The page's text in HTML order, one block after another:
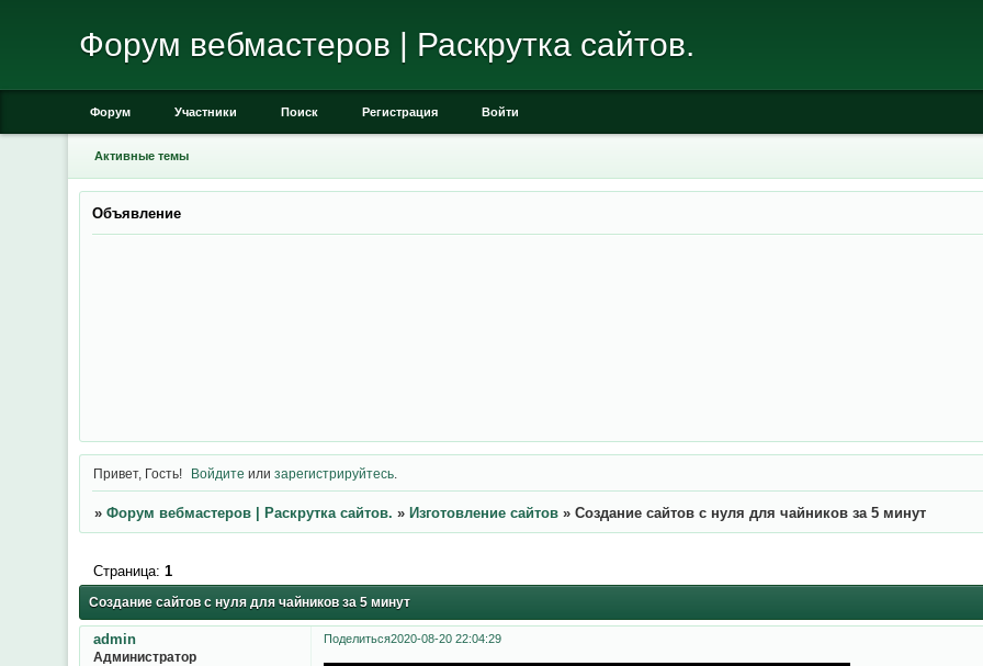
Форум вебмастеров | Раскрутка сайтов.
Форум Участники Поиск Регистрация Войти
Активные темы
Объявление
Привет, Гость! Войдите илизарегистрируйтесь
» Форум вебмастеров | Раскрутка сайтов. » Изготовление сайтов » Создание сайтов с нуля для чайников за 5 минут
Создание сайтов с нуля для чайников за 5 минут
Страница: 1
Поделиться2020-08-20 22:04:29
admin
Администратор